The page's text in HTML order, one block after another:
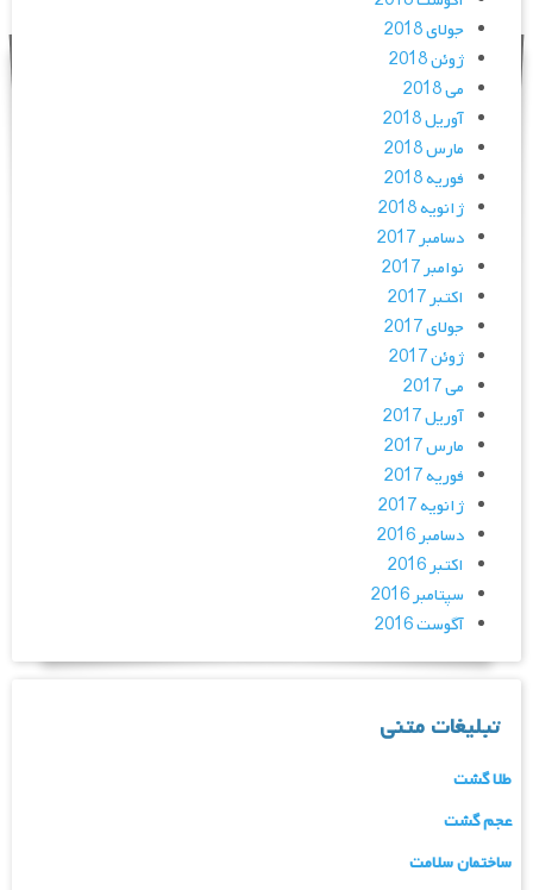
جولای 2018
ژوئن 2018
می 2018
آوریل 2018
مارس 2018
فوریه 2018
ژانویه 2018
دسامبر 2017
نوامبر 2017
اکتبر 2017
جولای 2017
ژوئن 2017
می 2017
آوریل 2017
مارس 2017
فوریه 2017
ژانویه 2017
دسامبر 2016
اکتبر 2016
سپتامبر 2016
آگوست 2016
تبلیغات متنی
طلا گشت
عجم گشت
ساختمان سلامت